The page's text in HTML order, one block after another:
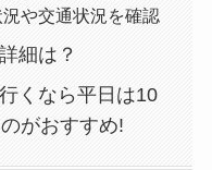
や交通状況を確認
細は？
くなら平日は10
がおすすめ!